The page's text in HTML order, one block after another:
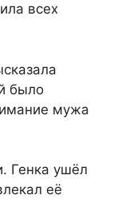
всех
было
мужа
Генка ушёл
её